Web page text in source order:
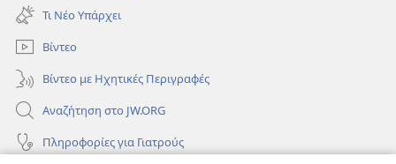
νέο
παράθυρο)
Τι Νέο Υπάρχει
Βίντεο
Βίντεο με Ηχητικές Περιγραφές
Αναζήτηση στο JW.ORG
Πληροφορίες για Γιατρούς